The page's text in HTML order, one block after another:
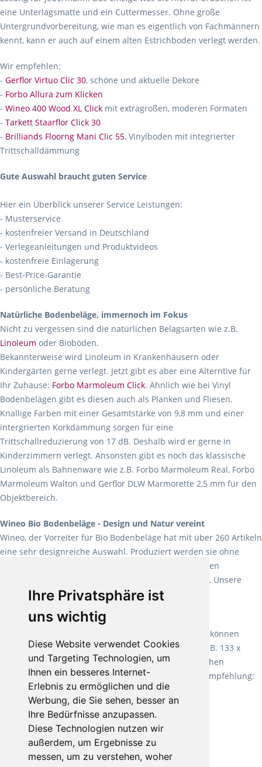
Ihre Privatsphäre ist
uns wichtig
Diese Website verwendet Cookies
und Targeting Technologien, um
Ihnen ein besseres Internet-
Erlebnis zu ermöglichen und die
Werbung, die Sie sehen, besser an
Ihre Bedürfnisse anzupassen.
Diese Technologien nutzen wir
außerdem, um Ergebnisse zu
messen, um zu verstehen, woher
eine Unterlagsmatte und ein Cuttermesser. Ohne große
Untergrundvorbereitung, wie man es eigentlich von Fachmännern
kennt, kann er auch auf einem alten Estrichboden verlegt werden.
Wir empfehlen:
- Gerflor Virtuo Clic 30, schöne und aktuelle Dekore
- Forbo Allura zum Klicken
- Wineo 400 Wood XL Click mit extragroßen, moderen Formaten
- Tarkett Staarflor Click 30
- Brilliands Floorng Mani Clic 55, Vinylboden mit integrierter
Trittschalldämmung
Gute Auswahl braucht guten Service
Hier ein Überblick unserer Service Leistungen:
- Musterservice
- kostenfreier Versand in Deutschland
- Verlegeanleitungen und Produktvideos
- kostenfreie Einlagerung
- Best-Price-Garantie
- persönliche Beratung
Natürliche Bodenbeläge, immernoch im Fokus
Nicht zu vergessen sind die natürlichen Belagsarten wie z.B.
Linoleum oder Bioböden.
Bekannterweise wird Linoleum in Krankenhäusern oder
Kindergärten gerne verlegt. Jetzt gibt es aber eine Alterntive für
Ihr Zuhause: Forbo Marmoleum Click. Ähnlich wie bei Vinyl
Bodenbelägen gibt es diesen auch als Planken und Fliesen.
Knallige Farben mit einer Gesamtstärke von 9,8 mm und einer
intergrierten Korkdämmung sorgen für eine
Trittschallreduzierung von 17 dB. Deshalb wird er gerne in
Kinderzimmern verlegt. Ansonsten gibt es noch das klassische
Linoleum als Bahnenware wie z.B. Forbo Marmoleum Real, Forbo
Marmoleum Walton und Gerflor DLW Marmorette 2,5 mm für den
Objektbereich.
Wineo Bio Bodenbeläge - Design und Natur vereint
Wineo, der Vorreiter für Bio Bodenbeläge hat mit über 260 Artikeln
eine sehr designreiche Auswahl. Produziert werden sie ohne
Weichmacher und Lösungsmittel. Mit allen verfügbaren
Verlegearten ist er für jegliche Bauvorhaben attraktiv. Unsere
Empfehlung:Wineo 1000 Multi Layer XXL.
Teppiche für ein angenehmes Laufgefühl
machen es schon lange vor. Sie können
Teppich in Ihrem gewünschten Sondermaß kaufen, z.B. 133 x
60cm. Vor allem in Schlafzimmern aufgrund der weichen
Oberfläche ein sehr beliebter Zusatzboden. Unsere Empfehlung:
Fletco Fluffy und Fletco Hermelin